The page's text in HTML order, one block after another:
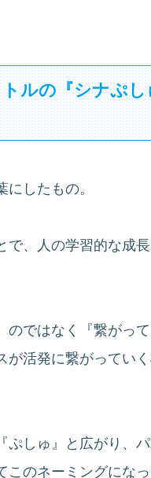
ルの『シナぷ
したもの。
、人の学習的な成
ではなく『繋がっ
活発に繋がってい
しゅ』と広がり、
のネーミングになっ